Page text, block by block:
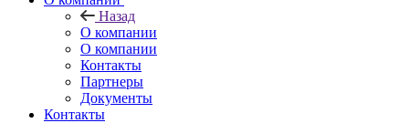
Назад
О компании
О компании
Контакты
Партнеры
Документы
Контакты